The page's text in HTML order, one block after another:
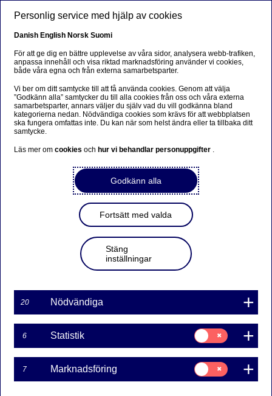
Beklager...
Denne siden findes ikke på norsk
Bli værende på denne siden|Fortsett til en lignende
Nordea’s third quarter
results 2021 will be
presented on Thursday 21
October 2021
Pressmeddelande | 2021-10-07 09:00
The report will be published at approximately 07.30
EET (06.30 CET).
Webcast at 11.00 EET (10.00 CET)
Personlig service med hjälp av cookies
Danish English Norsk Suomi
För att ge dig en bättre upplevelse av våra sidor, analysera webb-trafiken,
anpassa innehåll och visa riktad marknadsföring använder vi cookies,
både våra egna och från externa samarbetsparter.
Vi ber om ditt samtycke till att få använda cookies. Genom att välja
”Godkänn alla” samtycker du till alla cookies från oss och våra externa
samarbetsparter, annars väljer du själv vad du vill godkänna bland
kategorierna nedan. Nödvändiga cookies som krävs för att webbplatsen
ska fungera omfattas inte. Du kan när som helst ändra eller ta tillbaka ditt
samtycke.
Läs mer omcookiesoch hur vi behandlar personuppgifter .
Godkänn alla
Fortsätt med valda
Stäng
inställningar
20 Nödvändiga
6 Statistik
Samtycke
för:
Statistik
7 Marknadsföring
Samtycke
för:
Marknadsföring